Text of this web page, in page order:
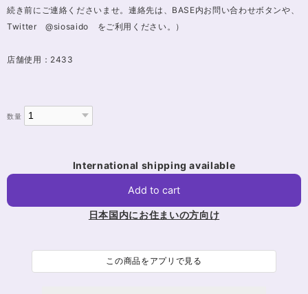
続き前にご連絡くださいませ。連絡先は、BASE内お問い合わせボタンや、
Twitter @siosaido をご利用ください。）
店舗使用：2433
数量
International shipping available
Add to cart
日本国内にお住まいの方向け
この商品をアプリで見る